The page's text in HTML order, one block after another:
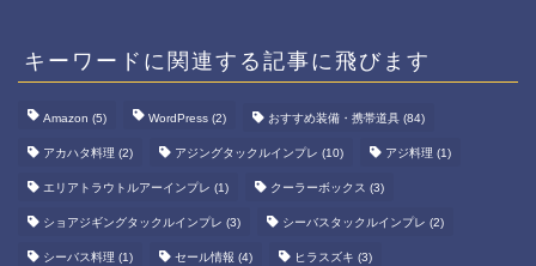
キーワードに関連する記事に飛びます
Amazon (5) WordPress (2) おすすめ装備・携帯道具 (84)
アカハタ料理 (2) アジングタックルインプレ (10) アジ料理 (1)
エリアトラウトルアーインプレ (1) クーラーボックス (3)
ショアジギングタックルインプレ (3) シーバスタックルインプレ (2)
シーバス料理 (1) セール情報 (4) ヒラスズキ (3)